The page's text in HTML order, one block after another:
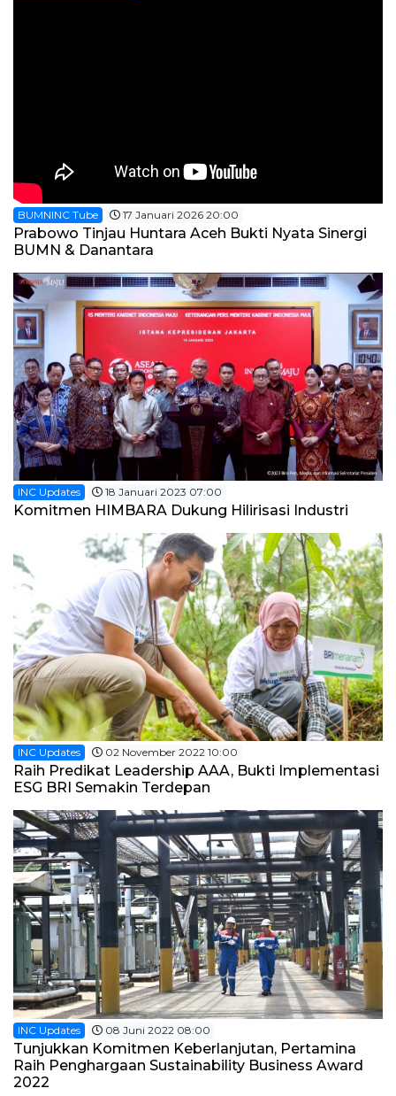
BUMNINC Tube 17 Januari 2026 20:00
Prabowo Tinjau Huntara Aceh Bukti Nyata Sinergi
BUMN & Danantara
INC Updates 18 Januari 2023 07:00
Komitmen HIMBARA Dukung Hilirisasi Industri
INC Updates 02 November 2022 10:00
Raih Predikat Leadership AAA, Bukti Implementasi
ESG BRI Semakin Terdepan
INC Updates 08 Juni 2022 08:00
Tunjukkan Komitmen Keberlanjutan, Pertamina
Raih Penghargaan Sustainability Business Award
2022